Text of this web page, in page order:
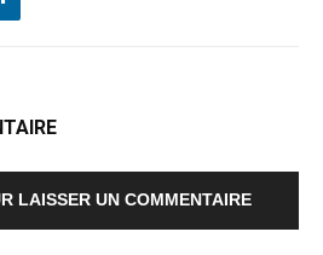
LAISSER UN COMMENTAIRE